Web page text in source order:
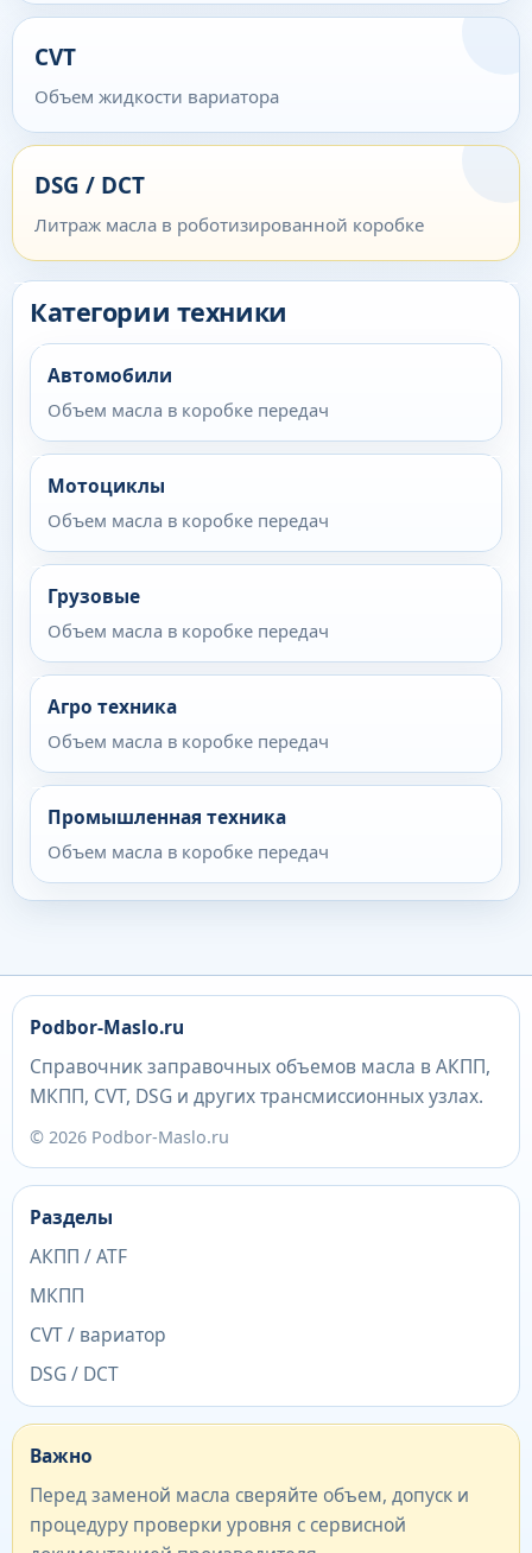
CVT
Объем жидкости вариатора
DSG / DCT
Литраж масла в роботизированной коробке
Категории техники
Автомобили
Объем масла в коробке передач
Мотоциклы
Объем масла в коробке передач
Грузовые
Объем масла в коробке передач
Агро техника
Объем масла в коробке передач
Промышленная техника
Объем масла в коробке передач
Podbor-Maslo.ru
Справочник заправочных объемов масла в АКПП,
МКПП, CVT, DSG и других трансмиссионных узлах.
© 2026 Podbor-Maslo.ru
Разделы
АКПП / ATF
МКПП
CVT / вариатор
DSG / DCT
Важно
Перед заменой масла сверяйте объем, допуск и
процедуру проверки уровня с сервисной